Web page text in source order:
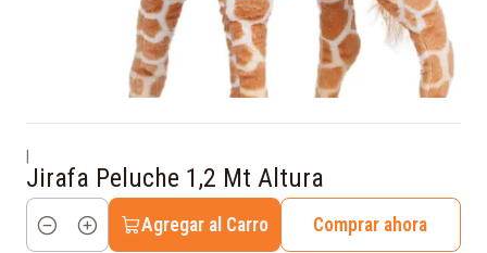
Jirafa Peluche 1,2 Mt Altura
Cantidad
Agregar al Carro Comprar ahora